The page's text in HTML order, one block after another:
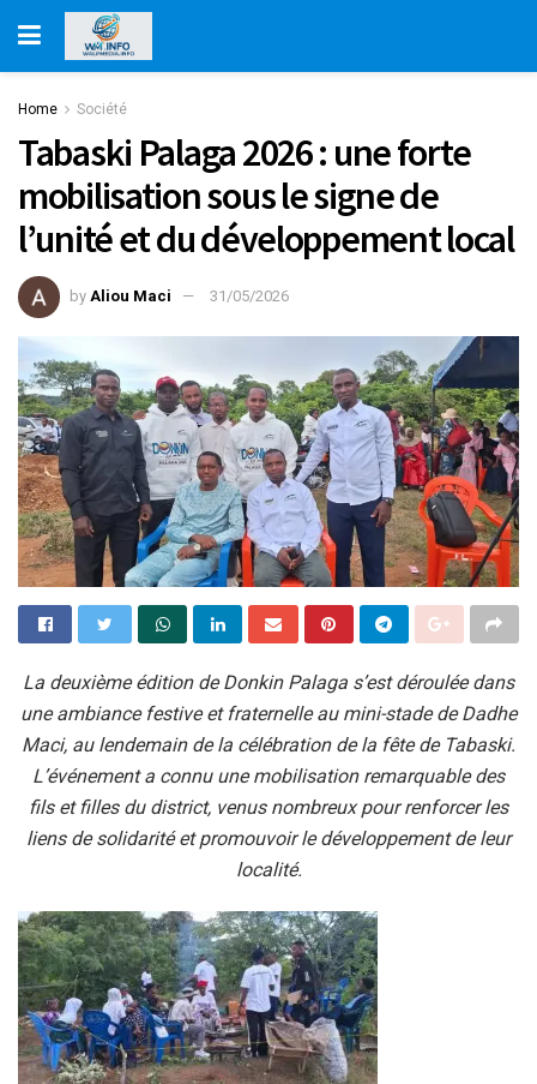
Home Société
Tabaski Palaga 2026 : une forte
mobilisation sous le signe de
l’unité et du développement local
by Aliou Maci 31/05/2026
La deuxième édition de Donkin Palaga s’est déroulée dans
une ambiance festive et fraternelle au mini-stade de Dadhe
Maci, au lendemain de la célébration de la fête de Tabaski.
L’événement a connu une mobilisation remarquable des
fils et filles du district, venus nombreux pour renforcer les
liens de solidarité et promouvoir le développement de leur
localité.